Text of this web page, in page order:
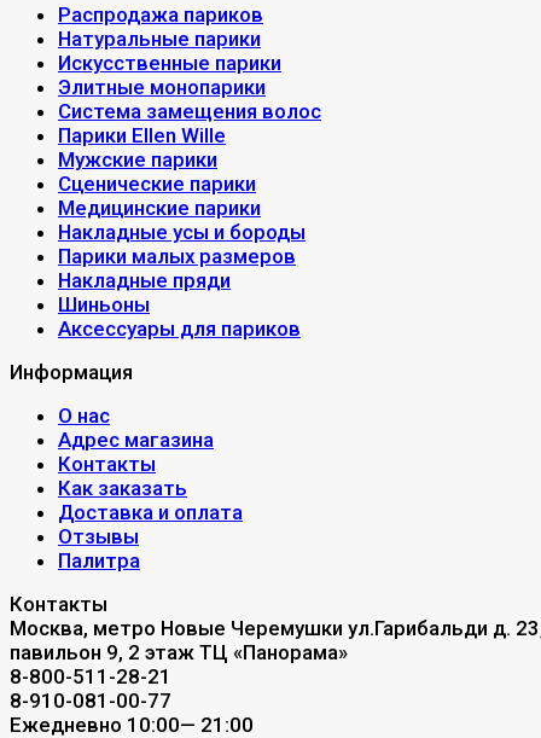
Распродажа париков
Натуральные парики
Искусственные парики
Элитные монопарики
Система замещения волос
Парики Ellen Wille
Мужские парики
Сценические парики
Медицинские парики
Накладные усы и бороды
Парики малых размеров
Накладные пряди
Шиньоны
Аксессуары для париков
Информация
О нас
Адрес магазина
Контакты
Как заказать
Доставка и оплата
Отзывы
Палитра
Контакты
Москва, метро Новые Черемушки ул.Гарибальди д.
павильон 9, 2 этаж ТЦ «Панорама»
8-800-511-28-21
8-910-081-00-77
Ежедневно 10:00— 21:00